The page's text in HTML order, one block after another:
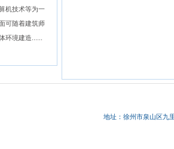
机技术等为一
可随着建筑师
环境建造......
地址：徐州市泉山区九